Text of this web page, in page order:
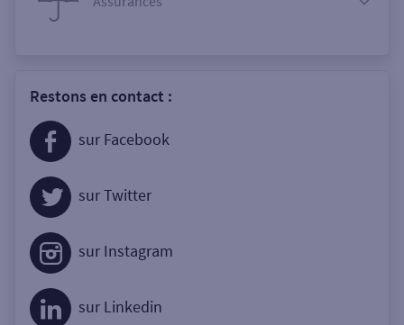
Restons en contact :
sur Facebook
sur Twitter
sur Instagram
sur Linkedin